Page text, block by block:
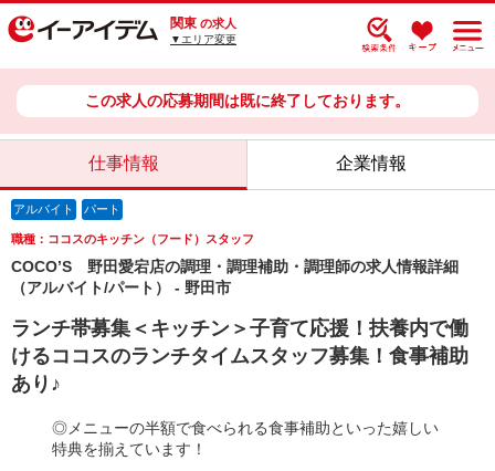
関東 の求人
▼エリア変更
この求人の応募期間は既に終了しております。
仕事情報 企業情報
アルバイト パート
職種：ココスのキッチン（フード）スタッフ
COCO’S 野田愛宕店の調理・調理補助・調理師の求人情報詳細
（アルバイト/パート） - 野田市
ランチ帯募集＜キッチン＞子育て応援！扶養内で働
けるココスのランチタイムスタッフ募集！食事補助
あり♪
◎メニューの半額で食べられる食事補助といった嬉しい
特典を揃えています！